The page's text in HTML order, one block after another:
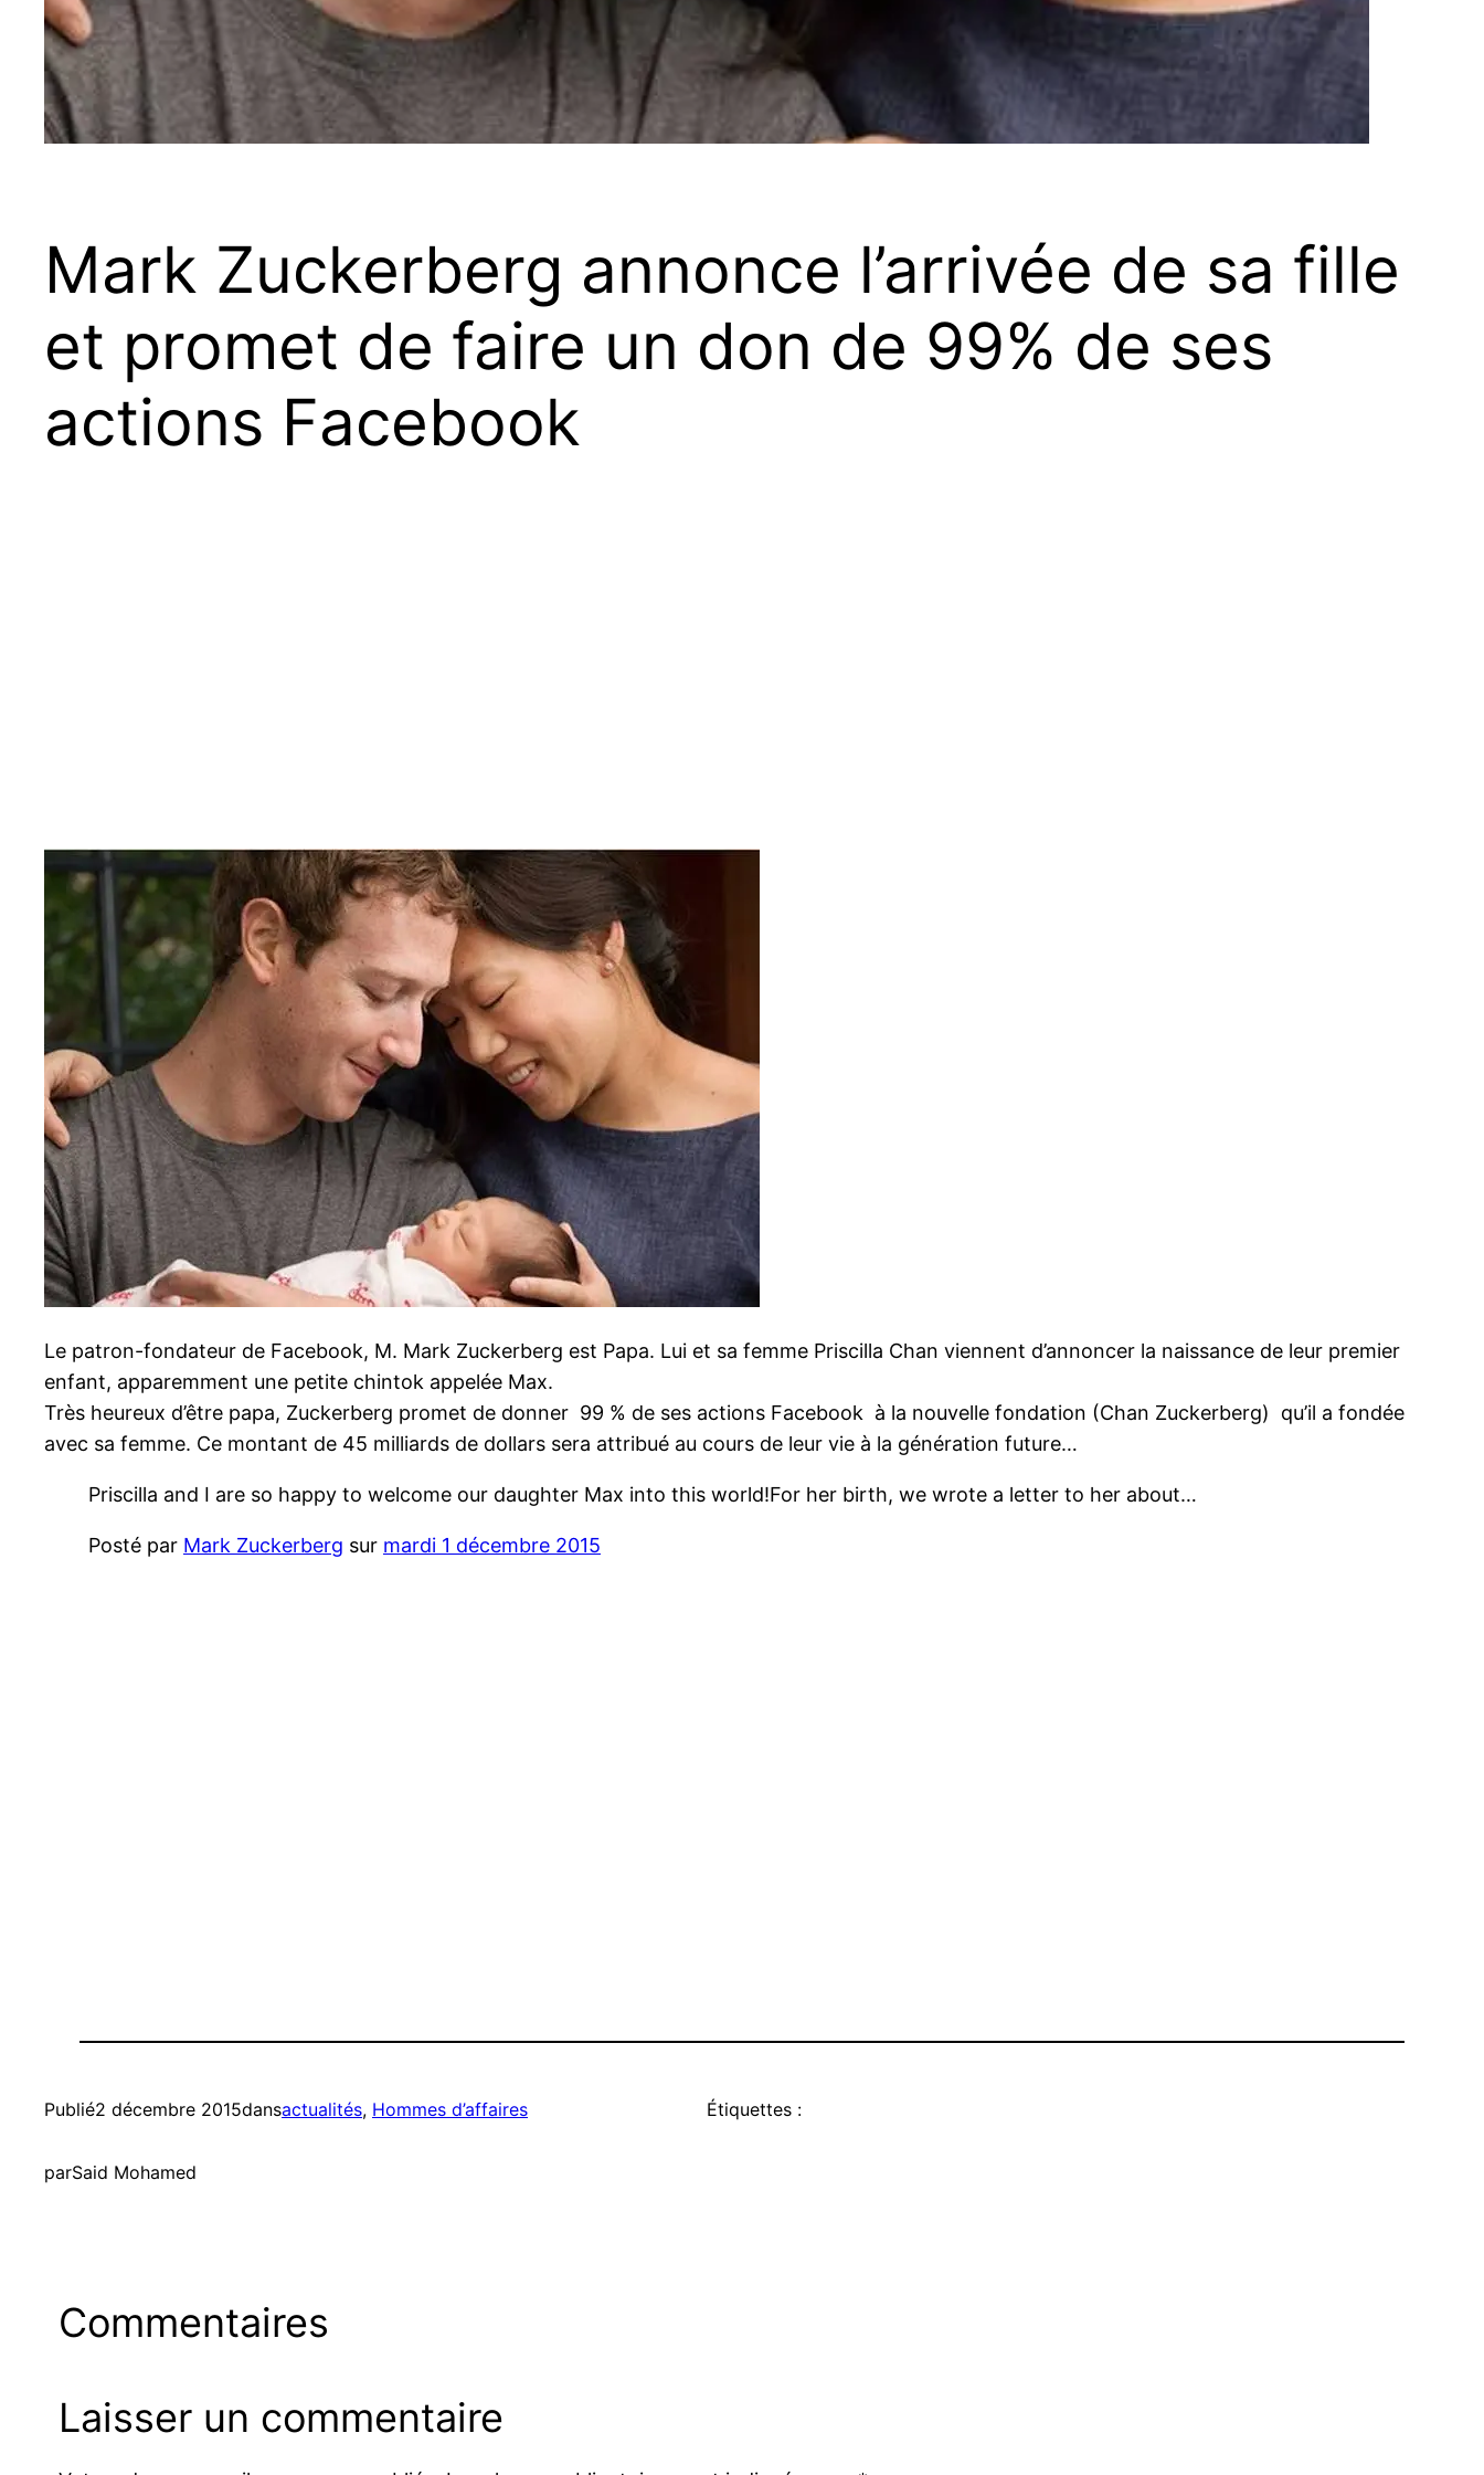
Mark Zuckerberg annonce l’arrivée de sa fille
et promet de faire un don de 99% de ses
actions Facebook
Le patron-fondateur de Facebook, M. Mark Zuckerberg est Papa. Lui et sa femme Priscilla Chan viennent d’annoncer la naissance de leur premier
enfant, apparemment une petite chintok appelée Max.
Très heureux d’être papa, Zuckerberg promet de donner 99 % de ses actions Facebook à la nouvelle fondation (Chan Zuckerberg) qu’il a fondée
avec sa femme. Ce montant de 45 milliards de dollars sera attribué au cours de leur vie à la génération future…
Priscilla and I are so happy to welcome our daughter Max into this world!For her birth, we wrote a letter to her about…
Posté par Mark Zuckerberg sur mardi 1 décembre 2015
Publié2 décembre 2015dansactualités, Hommes d’affaires
parSaid Mohamed
Étiquettes :
Commentaires
Laisser un commentaire